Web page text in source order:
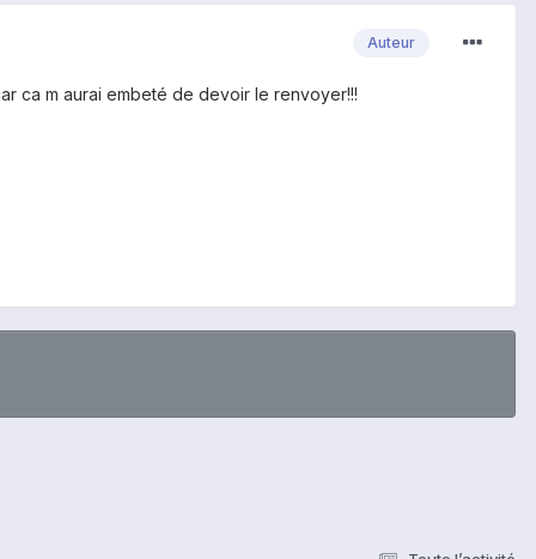
Auteur
ca m aurai embeté de devoir le renvoyer!!!